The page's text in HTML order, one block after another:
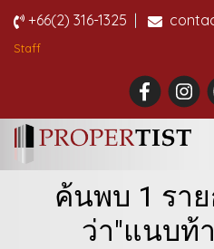
+66(2) 316-1325
Staff
ค้นพบ 1 รา
ว่า"แนบท้